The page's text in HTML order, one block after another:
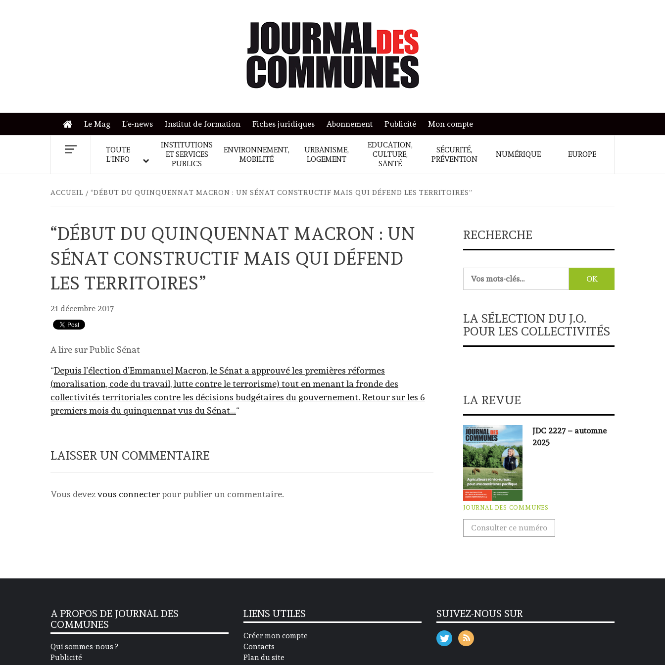
Le Mag L’e-news Institut de formation Fiches juridiques Abonnement Publicité Mon compte
TOUTE
L’INFO
INSTITUTIONS
ET SERVICES
PUBLICS
ENVIRONNEMENT,
MOBILITÉ
URBANISME,
LOGEMENT
EDUCATION,
CULTURE,
SANTÉ
SÉCURITÉ,
PRÉVENTION
NUMÉRIQUE EUROPE
ACCUEIL “DÉBUT DU QUINQUENNAT MACRON : UN SÉNAT CONSTRUCTIF MAIS QUI DÉFEND LES TERRITOIRES”
“DÉBUT DU QUINQUENNAT MACRON : UN
SÉNAT CONSTRUCTIF MAIS QUI DÉFEND
LES TERRITOIRES”
21 décembre 2017
A lire sur Public Sénat
“Depuis l’élection d’Emmanuel Macron, le Sénat a approuvé les premières réformes
(moralisation, code du travail, lutte contre le terrorisme) tout en menant la fronde des
collectivités territoriales contre les décisions budgétaires du gouvernement. Retour sur les 6
premiers mois du quinquennat vus du Sénat…“
LAISSER UN COMMENTAIRE
Vous devezvous connecterpour publier un commentaire.
RECHERCHE
LA SÉLECTION DU J.O.
POUR LES COLLECTIVITÉS
LA REVUE
JDC 2227 – automne
2025
JOURNAL DES COMMUNES
Consulter ce numéro
A PROPOS DE JOURNAL DES
COMMUNES
Qui sommes-nous ?
Publicité
LIENS UTILES
Créer mon compte
Contacts
Plan du site
SUIVEZ-NOUS SUR